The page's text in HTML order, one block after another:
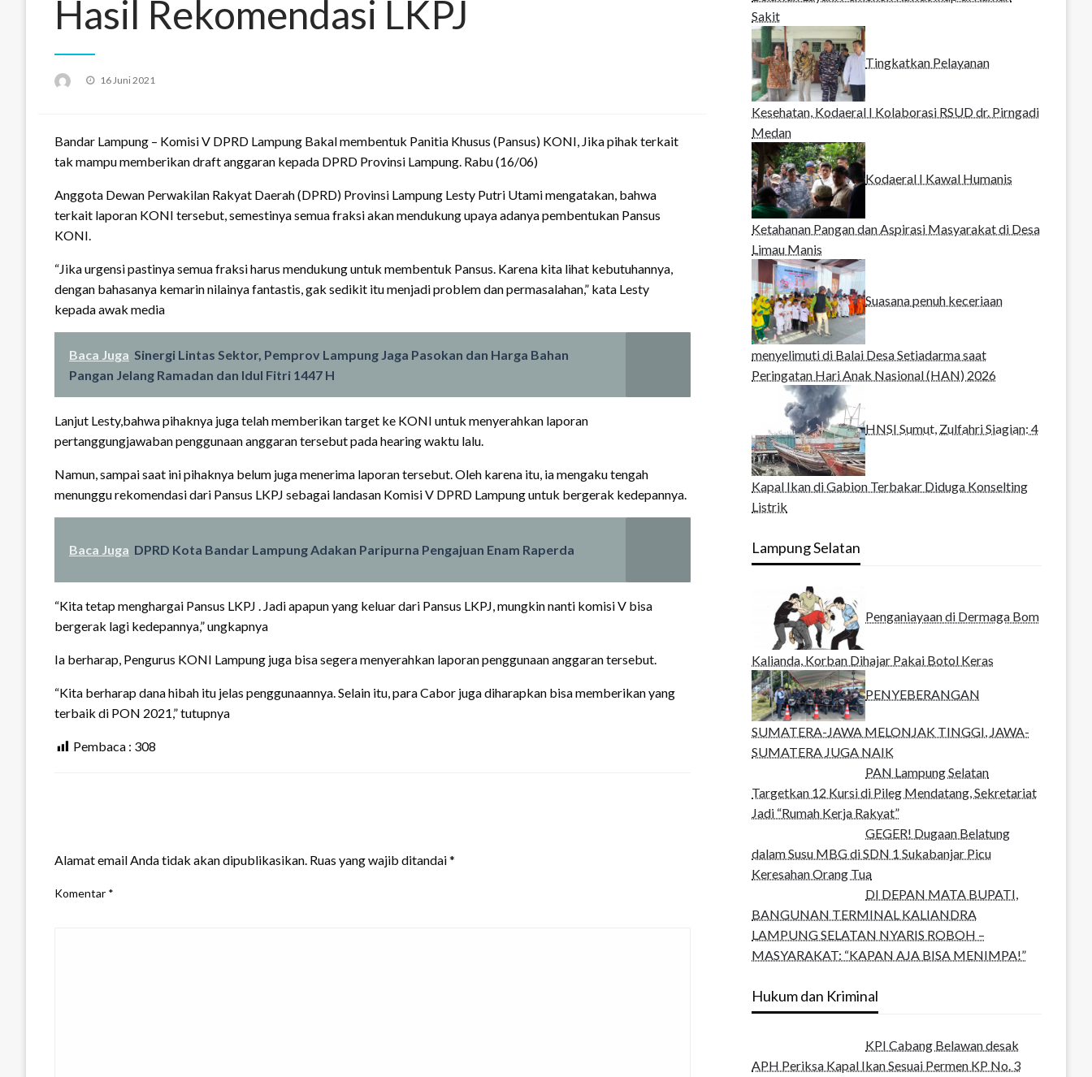
Hasil Rekomendasi LKPJ
Posted
16 Juni 2021
Bandar Lampung – Komisi V DPRD Lampung Bakal membentuk Panitia Khusus (Pansus) KONI, Jika pihak terkait
tak mampu memberikan draft anggaran kepada DPRD Provinsi Lampung. Rabu (16/06)
Anggota Dewan Perwakilan Rakyat Daerah (DPRD) Provinsi Lampung Lesty Putri Utami mengatakan, bahwa
terkait laporan KONI tersebut, semestinya semua fraksi akan mendukung upaya adanya pembentukan Pansus
KONI.
“Jika urgensi pastinya semua fraksi harus mendukung untuk membentuk Pansus. Karena kita lihat kebutuhannya,
dengan bahasanya kemarin nilainya fantastis, gak sedikit itu menjadi problem dan permasalahan,” kata Lesty
kepada awak media
Baca Juga Sinergi Lintas Sektor, Pemprov Lampung Jaga Pasokan dan Harga Bahan
Pangan Jelang Ramadan dan Idul Fitri 1447 H
Lanjut Lesty,bahwa pihaknya juga telah memberikan target ke KONI untuk menyerahkan laporan
pertanggungjawaban penggunaan anggaran tersebut pada hearing waktu lalu.
Namun, sampai saat ini pihaknya belum juga menerima laporan tersebut. Oleh karena itu, ia mengaku tengah
menunggu rekomendasi dari Pansus LKPJ sebagai landasan Komisi V DPRD Lampung untuk bergerak kedepannya.
Baca Juga DPRD Kota Bandar Lampung Adakan Paripurna Pengajuan Enam Raperda
“Kita tetap menghargai Pansus LKPJ . Jadi apapun yang keluar dari Pansus LKPJ, mungkin nanti komisi V bisa
bergerak lagi kedepannya,” ungkapnya
Ia berharap, Pengurus KONI Lampung juga bisa segera menyerahkan laporan penggunaan anggaran tersebut.
“Kita berharap dana hibah itu jelas penggunaannya. Selain itu, para Cabor juga diharapkan bisa memberikan yang
terbaik di PON 2021,” tutupnya
Pembaca : 308
Alamat email Anda tidak akan dipublikasikan. Ruas yang wajib ditandai*
Komentar *
Sakit
Tingkatkan Pelayanan
Kesehatan, Kodaeral I Kolaborasi RSUD dr. Pirngadi
Medan‎
Kodaeral I Kawal Humanis
Ketahanan Pangan dan Aspirasi Masyarakat di Desa
Limau Manis
Suasana penuh keceriaan
menyelimuti di Balai Desa Setiadarma saat
Peringatan Hari Anak Nasional (HAN) 2026
HNSI Sumut, Zulfahri Siagian: 4
Kapal Ikan di Gabion Terbakar Diduga Konselting
Listrik
Lampung Selatan
Penganiayaan di Dermaga Bom
Kalianda, Korban Dihajar Pakai Botol Keras
PENYEBERANGAN
SUMATERA-JAWA MELONJAK TINGGI, JAWA-
SUMATERA JUGA NAIK
PAN Lampung Selatan
Targetkan 12 Kursi di Pileg Mendatang, Sekretariat
Jadi “Rumah Kerja Rakyat”
GEGER! Dugaan Belatung
dalam Susu MBG di SDN 1 Sukabanjar Picu
Keresahan Orang Tua
DI DEPAN MATA BUPATI,
BANGUNAN TERMINAL KALIANDRA
LAMPUNG SELATAN NYARIS ROBOH –
MASYARAKAT: “KAPAN AJA BISA MENIMPA!”
Hukum dan Kriminal
KPI Cabang Belawan desak
APH Periksa Kapal Ikan Sesuai Permen KP No. 3